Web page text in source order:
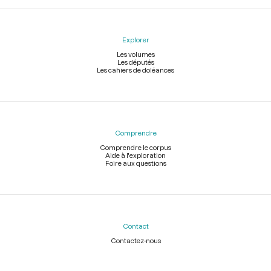
Explorer
Les volumes
Les députés
Les cahiers de doléances
Comprendre
Comprendre le corpus
Aide à l'exploration
Foire aux questions
Contact
Contactez-nous